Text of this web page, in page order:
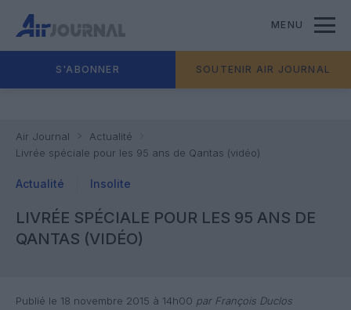
MENU
S'ABONNER SOUTENIR AIR JOURNAL
Air Journal
Actualité
Livrée spéciale pour les 95 ans de Qantas (vidéo)
Actualité Insolite
LIVRÉE SPÉCIALE POUR LES 95 ANS DE
QANTAS (VIDÉO)
Publié le 18 novembre 2015 à 14h00 par François Duclos